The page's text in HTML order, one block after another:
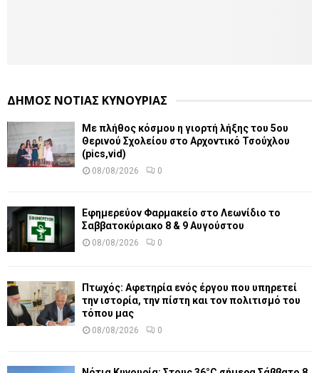
ΔΗΜΟΣ ΝΟΤΙΑΣ ΚΥΝΟΥΡΙΑΣ
Με πλήθος κόσμου η γιορτή λήξης του 5ου
Θερινού Σχολείου στο Αρχοντικό Τσούχλου
(pics,vid)
08/08/2026 0
Εφημερεύον Φαρμακείο στο Λεωνίδιο το
Σαββατοκύριακο 8 & 9 Αυγούστου
08/08/2026 0
Πτωχός: Αφετηρία ενός έργου που υπηρετεί
την ιστορία, την πίστη και τον πολιτισμό του
τόπου μας
08/08/2026 0